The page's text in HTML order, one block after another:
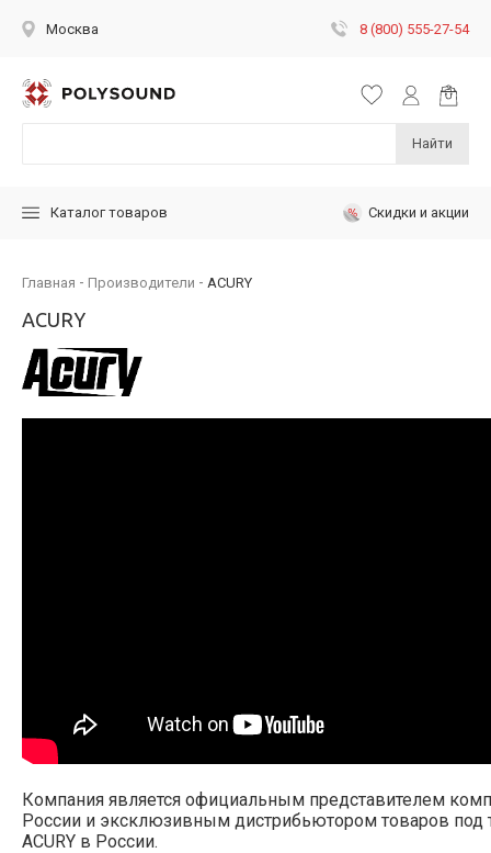
Москва 8 (800) 555-27-54
Найти
Каталог товаров Скидки и акции
Главная Производители ACURY
ACURY
Компания является официальным представителем
России и эксклюзивным дистрибьютором товаров под
ACURY в России.